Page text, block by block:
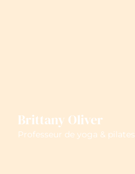
Brittany Oliver
Professeur de yoga & pilates